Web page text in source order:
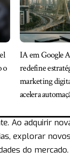
o
IA em Google
redefine
marketing
acelera
Ao adquirir
explorar
do mercado.